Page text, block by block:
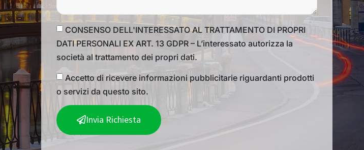
CONSENSO DELL'INTERESSATO AL TRATTAMENTO DI PROPRI
DATI PERSONALI EX ART. 13 GDPR – L’interessato autorizza la
società al trattamento dei propri dati.
Accetto di ricevere informazioni pubblicitarie riguardanti prodotti
o servizi da questo sito.
Invia Richiesta